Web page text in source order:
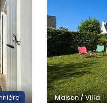
Maison / Villa